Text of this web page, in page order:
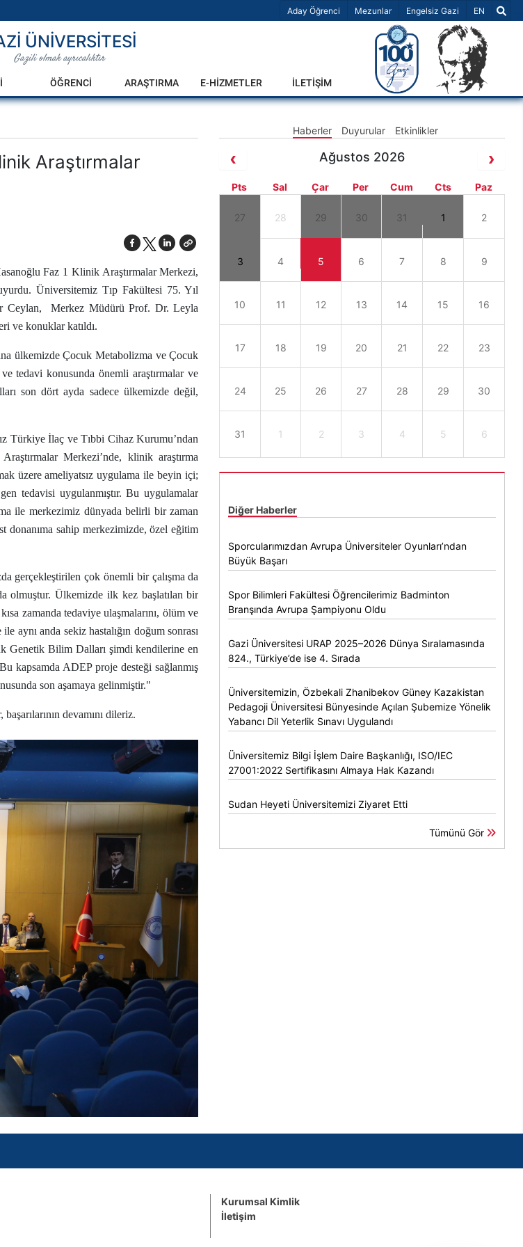
Aday Öğrenci Mezunlar Engelsiz Gazi Dil Seçiniz
EN
ÜNİVERSİTESİ
Gazili olmak ayrıcalıktır
ÖĞRENCİ ARAŞTIRMA E-HİZMETLER İLETİŞİM
Haberler Duyurular Etkinlikler
Araştırmalar
Faz 1 Klinik Araştırmalar Merkezi,
Üniversitemiz Tıp Fakültesi 75. Yıl
Ceylan, Merkez Müdürü Prof. Dr. Leyla
ve konuklar katıldı.
ülkemizde Çocuk Metabolizma ve Çocuk
tedavi konusunda önemli araştırmalar ve
son dört ayda sadece ülkemizde değil,
Türkiye İlaç ve Tıbbi Cihaz Kurumu’ndan
Merkezi’nde, klinik araştırma
üzere ameliyatsız uygulama ile beyin içi;
tedavisi uygulanmıştır. Bu uygulamalar
ile merkezimiz dünyada belirli bir zaman
donanıma sahip merkezimizde, özel eğitim
gerçekleştirilen çok önemli bir çalışma da
olmuştur. Ülkemizde ilk kez başlatılan bir
zamanda tedaviye ulaşmalarını, ölüm ve
aynı anda sekiz hastalığın doğum sonrası
Genetik Bilim Dalları şimdi kendilerine en
kapsamda ADEP proje desteği sağlanmış
son aşamaya gelinmiştir."
devamını dileriz.
Ağustos 2026
Pts Sal Çar Per Cum Cts Paz
27 28 29 30 31 1 2
3 4 5 6 7 8 9
10 11 12 13 14 15 16
17 18 19 20 21 22 23
24 25 26 27 28 29 30
31 1 2 3 4 5 6
Diğer Haberler
Sporcularımızdan Avrupa Üniversiteler Oyunları’ndan
Büyük Başarı
Spor Bilimleri Fakültesi Öğrencilerimiz Badminton
Branşında Avrupa Şampiyonu Oldu
Gazi Üniversitesi URAP 2025–2026 Dünya Sıralamasında
824., Türkiye’de ise 4. Sırada
Üniversitemizin, Özbekali Zhanibekov Güney Kazakistan
Pedagoji Üniversitesi Bünyesinde Açılan Şubemize Yönelik
Yabancı Dil Yeterlik Sınavı Uygulandı
Üniversitemiz Bilgi İşlem Daire Başkanlığı, ISO/IEC
27001:2022 Sertifikasını Almaya Hak Kazandı
Sudan Heyeti Üniversitemizi Ziyaret Etti
Tümünü Gör
Kurumsal Kimlik
İletişim